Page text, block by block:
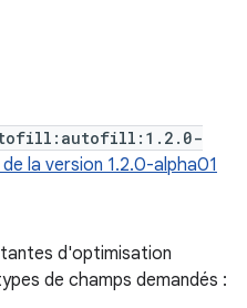
la version 1.2.0-alpha01
d'optimisation
de champs demandés :